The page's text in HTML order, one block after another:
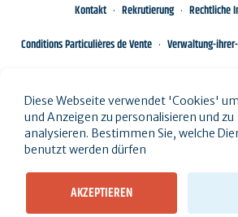
Kontakt Rekrutierung
Rechtliche
Conditions Particulières de Vente
Verwaltung-
Diese Webseite verwendet 'Cookies'
und Anzeigen zu personalisieren und zu
analysieren. Bestimmen Sie, welche
benutzt werden dürfen
AKZEPTIEREN